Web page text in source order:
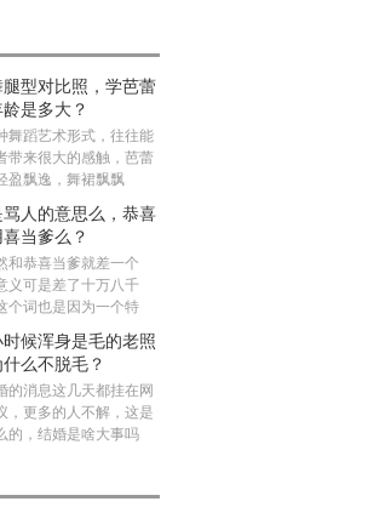
型对比照，学芭蕾
是多大？
舞蹈艺术形式，往往能
带来很大的感触，芭蕾
盈飘逸，舞裙飘飘
人的意思么，恭喜
当爹么？
和恭喜当爹就差一个
义可是差了十万八千
个词也是因为一个特
候浑身是毛的老照
么不脱毛？
的消息这几天都挂在网
，更多的人不解，这是
的，结婚是啥大事吗